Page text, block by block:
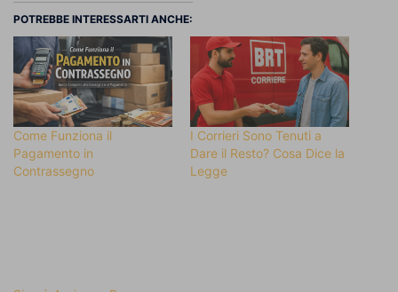
POTREBBE INTERESSARTI ANCHE:
Come Funziona il
Pagamento in
Contrassegno
I Corrieri Sono Tenuti a
Dare il Resto? Cosa Dice la
Legge